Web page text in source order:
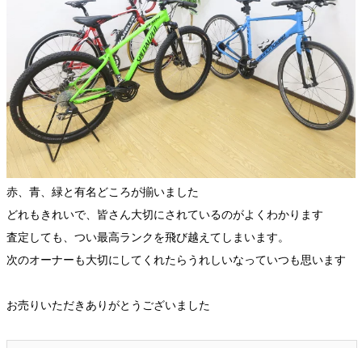
赤、青、緑と有名どころが揃いました
どれもきれいで、皆さん大切にされているのがよくわかります
査定しても、つい最高ランクを飛び越えてしまいます。
次のオーナーも大切にしてくれたらうれしいなっていつも思います
お売りいただきありがとうございました